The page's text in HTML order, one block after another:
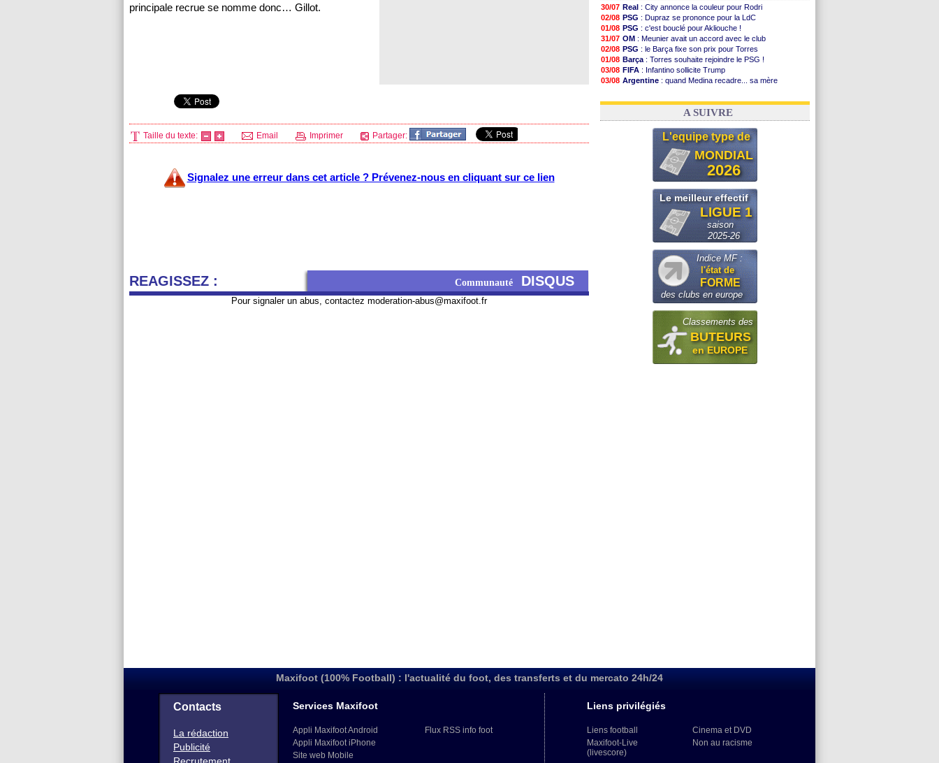
principale recrue se nomme donc… Gillot.
Taille du texte: Email Imprimer Partager:
Signalez une erreur dans cet article ? Prévenez-nous en cliquant sur ce lien
REAGISSEZ : Communauté DISQUS
Pour signaler un abus, contactez moderation-abus@maxifoot.fr
30/07 Real : City annonce la couleur pour Rodri
02/08 PSG : Dupraz se prononce pour la LdC
01/08 PSG : c'est bouclé pour Akliouche !
31/07 OM : Meunier avait un accord avec le club
02/08 PSG : le Barça fixe son prix pour Torres
01/08 Barça : Torres souhaite rejoindre le PSG !
03/08 FIFA : Infantino sollicite Trump
03/08 Argentine : quand Medina recadre... sa mère
03/08 OM: Paixão attire un 2e club anglais
A SUIVRE
L'equipe type de
MONDIAL
2026
Le meilleur effectif
LIGUE 1
saison
2025-26
Indice MF :
l'état de
FORME
des clubs en europe
Classements des
BUTEURS
en EUROPE
Maxifoot (100% Football) : l'actualité du foot, des transferts et du mercato 24h/24
Contacts
La rédaction
Publicité
Services Maxifoot
Appli Maxifoot Android
Appli Maxifoot iPhone
Site web Mobile
Flux RSS info foot
Liens privilégiés
Liens football
Maxifoot-Live
(livescore)
Cinema et DVD
Non au racisme